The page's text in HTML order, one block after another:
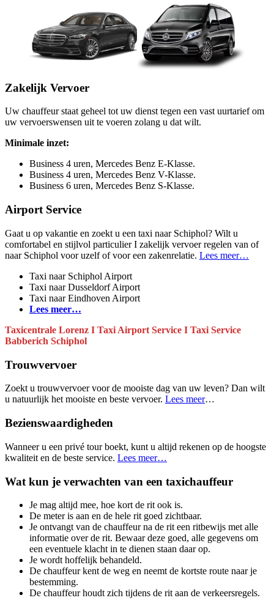
Zakelijk Vervoer
Uw chauffeur staat geheel tot uw dienst tegen een vast uurtarief om
uw vervoerswensen uit te voeren zolang u dat wilt.
Minimale inzet:
Business 4 uren, Mercedes Benz E-Klasse.
Business 4 uren, Mercedes Benz V-Klasse.
Business 6 uren, Mercedes Benz S-Klasse.
Airport Service
Gaat u op vakantie en zoekt u een taxi naar Schiphol? Wilt u
comfortabel en stijlvol particulier I zakelijk vervoer regelen van of
naar Schiphol voor uzelf of voor een zakenrelatie. Lees meer…
Taxi naar Schiphol Airport
Taxi naar Dusseldorf Airport
Taxi naar Eindhoven Airport
Lees meer…
Taxicentrale Lorenz I Taxi Airport Service I Taxi Service
Babberich Schiphol
Trouwvervoer
Zoekt u trouwvervoer voor de mooiste dag van uw leven? Dan wilt
u natuurlijk het mooiste en beste vervoer. Lees meer…
Bezienswaardigheden
Wanneer u een privé tour boekt, kunt u altijd rekenen op de hoogste
kwaliteit en de beste service. Lees meer…
Wat kun je verwachten van een taxichauffeur
Je mag altijd mee, hoe kort de rit ook is.
De meter is aan en de hele rit goed zichtbaar.
Je ontvangt van de chauffeur na de rit een ritbewijs met alle
informatie over de rit. Bewaar deze goed, alle gegevens om
een eventuele klacht in te dienen staan daar op.
Je wordt hoffelijk behandeld.
De chauffeur kent de weg en neemt de kortste route naar je
bestemming.
De chauffeur houdt zich tijdens de rit aan de verkeersregels.